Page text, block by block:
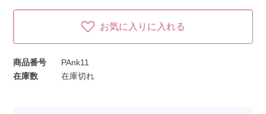
お気に入りに入れる
商品番号
PAnk11
在庫数
在庫切れ